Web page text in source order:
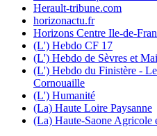
Herault-tribune.com
horizonactu.fr
Horizons Centre Ile-de-
(L') Hebdo CF 17
(L') Hebdo de Sèvres et
(L') Hebdo du Finistère -
Cornouaille
(L') Humanité
(La) Haute Loire Paysanne
(La) Haute-Saone Agricole